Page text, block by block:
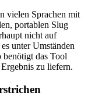
vielen Sprachen mit
portablen Slug
nicht auf
unter Umständen
benötigt das Tool
zu liefern.